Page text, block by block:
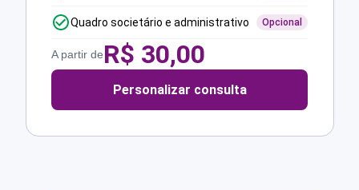
Quadro societário e administrativo Opcional
A partir deR$ 30,00
Personalizar consulta